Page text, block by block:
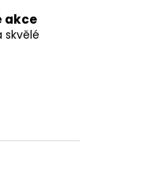
akce
skvělé